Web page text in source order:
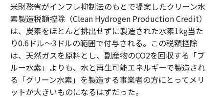
米財務省がインフレ抑制法のもとで提案したクリーン水
素製造税額控除（Clean Hydrogen Production Credit）
は、炭素をほとんど排出せずに製造された水素1kg当た
り0.6ドル～3ドルの範囲で付与される。この税額控除
は、天然ガスを原料とし、副産物のCO2を回収する「ブ
ルー水素」よりも、水と再生可能エネルギーで製造され
る「グリーン水素」を製造する事業者の方にとってメリ
ットが大きいものになるはずだった。